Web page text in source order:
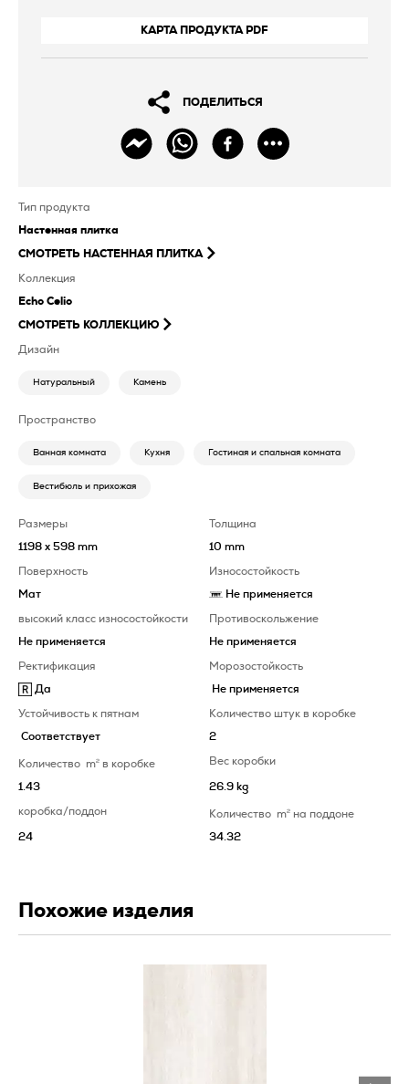
КАРТА ПРОДУКТА PDF
ПОДЕЛИТЬСЯ
Тип продукта
Настенная плитка
СМОТРЕТЬ НАСТЕННАЯ ПЛИТКА
Коллекция
Echo Celio
СМОТРЕТЬ КОЛЛЕКЦИЮ
Дизайн
Натуральный Камень
Пространство
Ванная комната Кухня Гостиная и спальная комната
Вестибюль и прихожая
Размеры
1198 x 598 mm
Толщина
10 mm
Поверхность
Мат
Износостойкость
Не применяется
высокий класс износостойкости
Не применяется
Противоскольжение
Не применяется
Ректификация
Да
Морозостойкость
Не применяется
Устойчивость к пятнам
Соответствует
Количество штук в коробке
2
Количество m2 в коробке
1.43
Вес коробки
26.9 kg
коробка/поддон
24
Количествоm2 на поддоне
34.32
Похожие изделия